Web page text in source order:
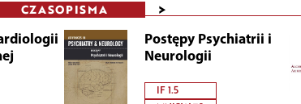
CZASOPISMA >
Postępy Psychiatrii i
Neurologii
IF 1.5